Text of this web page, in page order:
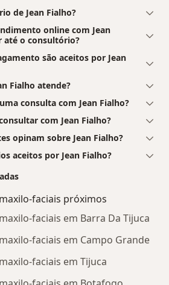
de Jean Fialho?
online com Jean
até o consultório?
são aceitos por Jean
Fialho atende?
consulta com Jean Fialho?
com Jean Fialho?
opinam sobre Jean Fialho?
aceitos por Jean Fialho?
faciais próximos
faciais em Barra Da Tijuca
faciais em Campo Grande
faciais em Tijuca